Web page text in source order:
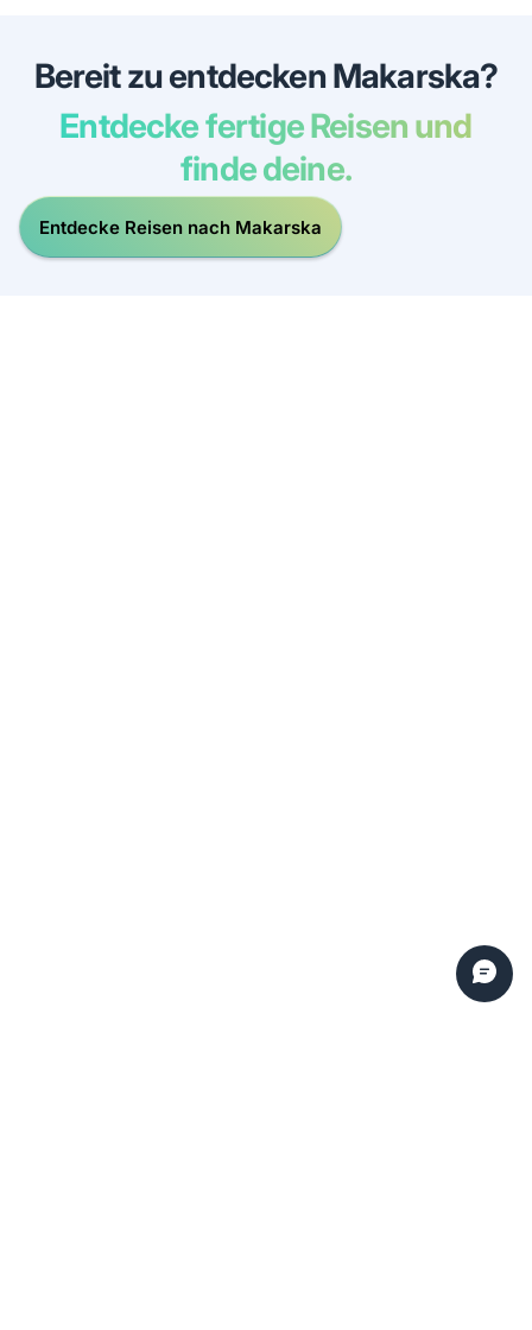
Bereit zu entdecken Makarska?
Entdecke fertige Reisen und
finde deine.
Entdecke Reisen nach Makarska